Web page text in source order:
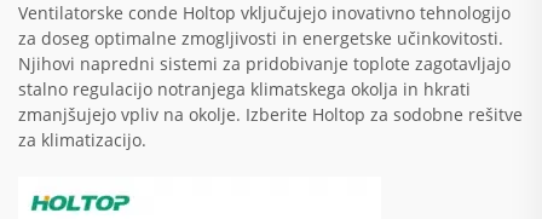
Ventilatorske conde Holtop vključujejo inovativno tehnologijo
za doseg optimalne zmogljivosti in energetske učinkovitosti.
Njihovi napredni sistemi za pridobivanje toplote zagotavljajo
stalno regulacijo notranjega klimatskega okolja in hkrati
zmanjšujejo vpliv na okolje. Izberite Holtop za sodobne rešitve
za klimatizacijo.